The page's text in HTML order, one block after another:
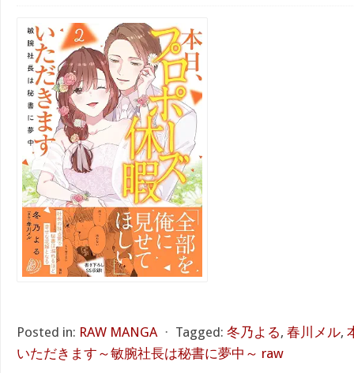
Posted in: RAW MANGA ⋅ Tagged: 冬乃よる, 春川メル,
いただきます～敏腕社長は秘書に夢中～ raw